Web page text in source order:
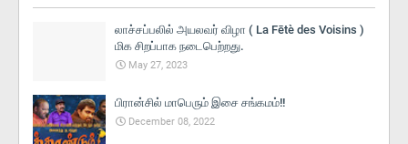
லாச்சப்பலில் அயலவர் விழா ( La Fētè des Voisins )
மிக சிறப்பாக நடைபெற்றது.
May 27, 2023
பிரான்சில் மாபெரும் இசை சங்கமம்!!
December 08, 2022